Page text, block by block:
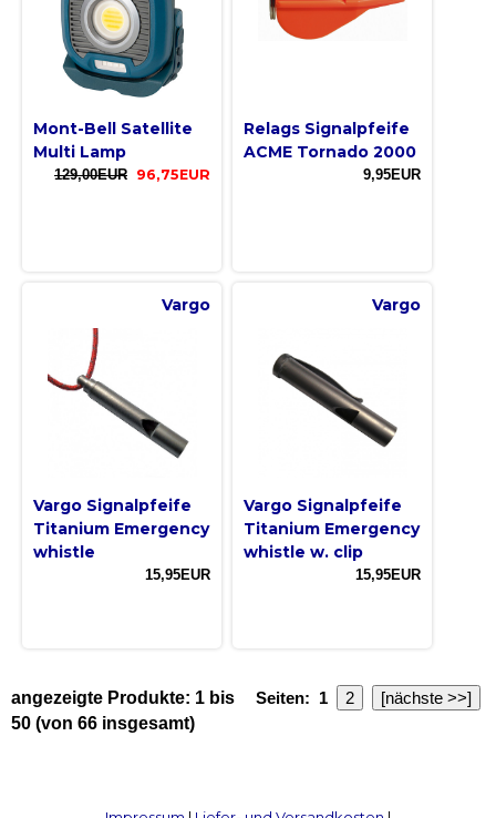
Mont-Bell Satellite
Multi Lamp
129,00EUR 96,75EUR
Relags Signalpfeife
ACME Tornado 2000
9,95EUR
Vargo
Vargo Signalpfeife
Titanium Emergency
whistle
15,95EUR
Vargo
Vargo Signalpfeife
Titanium Emergency
whistle w. clip
15,95EUR
Seiten: 1 2 [nächste >>]
angezeigte Produkte: 1 bis
50 (von 66 insgesamt)